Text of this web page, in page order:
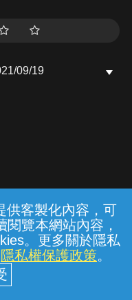
供客製化內容，可
覽本網站內容，
。更多關於隱私
隱私權保護政策。
09/19
務條款 隱私權保護
人家庭分公司
© 2026